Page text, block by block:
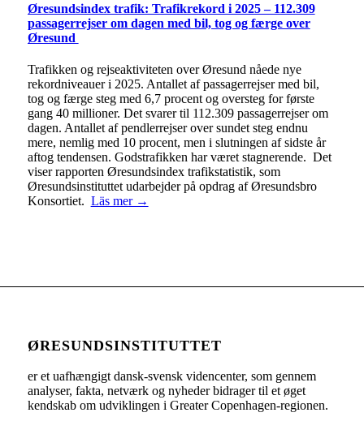
Øresundsindex trafik: Trafikrekord i 2025 – 112.309
passagerrejser om dagen med bil, tog og færge over
Øresund
Trafikken og rejseaktiviteten over Øresund nåede nye
rekordniveauer i 2025. Antallet af passagerrejser med bil,
tog og færge steg med 6,7 procent og oversteg for første
gang 40 millioner. Det svarer til 112.309 passagerrejser om
dagen. Antallet af pendlerrejser over sundet steg endnu
mere, nemlig med 10 procent, men i slutningen af sidste år
aftog tendensen. Godstrafikken har været stagnerende. Det
viser rapporten Øresundsindex trafikstatistik, som
Øresundsinstituttet udarbejder på opdrag af Øresundsbro
Konsortiet. Läs mer →
ØRESUNDSINSTITUTTET
er et uafhængigt dansk-svensk videncenter, som gennem
analyser, fakta, netværk og nyheder bidrager til et øget
kendskab om udviklingen i Greater Copenhagen-regionen.